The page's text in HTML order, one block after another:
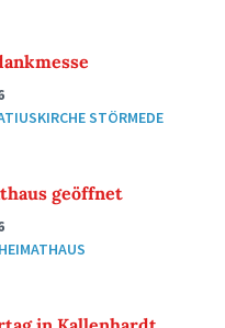
STÖRMEDE
geöffnet
HEIMATHAUS